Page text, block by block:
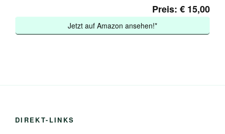
Preis: € 15,00
Jetzt auf Amazon ansehen!*
DIREKT-LINKS